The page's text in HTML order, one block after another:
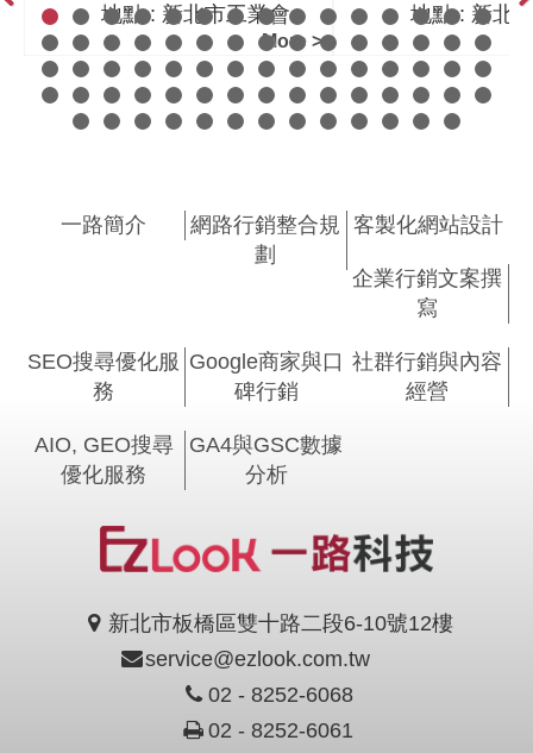
脫價格競爭竅門｜一
路科技黃震宇
地點 : 新北市工業會
More >
需求方思維
震宇
地點 : 新北
Previous
一路簡介
網路行銷整合規
劃
客製化網站設計
企業行銷文案撰
寫
SEO搜尋優化服
務
Google商家與口
碑行銷
社群行銷與內容
經營
AIO, GEO搜尋
優化服務
GA4與GSC數據
分析
新北市板橋區雙十路二段6-10號12樓
service@ezlook.com.tw
02 - 8252-6068
02 - 8252-6061